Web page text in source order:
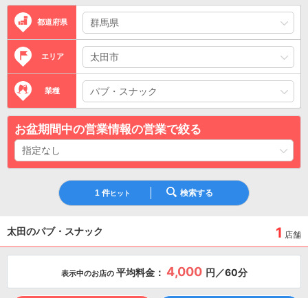
都道府県
エリア
業種
お盆期間中の営業情報の営業で絞る
1 件ヒット 検索する
太田のパブ・スナック 1 店舗
表示中のお店の 平均料金： 4,000 円／60分